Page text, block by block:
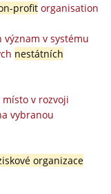
profitorganisation
v systému
nestátních
v rozvoji
vybranou
organizace